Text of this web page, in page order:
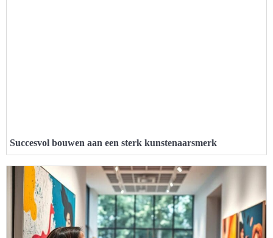
Succesvol bouwen aan een sterk kunstenaarsmerk